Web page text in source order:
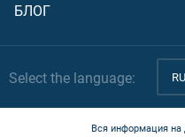
БЛОГ
Select the language: RU
Вся информация на